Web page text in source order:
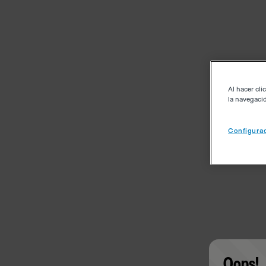
Al hacer clic
la